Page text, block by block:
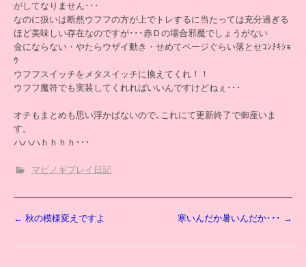
がしてなりません･･･
なのに扱いは断然ウフフの方が上でトレするに当たっては充分過ぎる
ほど美味しい存在なのですが･･･赤Ｄの場合邪魔でしょうがない
金にならない・やたらウザイ動き・せめてページぐらい落とせｺﾝﾁｷｼｮ
ｳ
ウフフスイッチをメタスイッチに換えてくれ！！
ウフフ魔符でも実装してくれればいいんですけどねぇ･･･
オチもまとめも思い浮かばないので､これにて更新終了で御座いま
す。
ハハハｈｈｈｈ･･･
マビノギプレイ日記
投
ナ
← 秋の模様変えですよ 寒いんだか暑いんだか･･･ →